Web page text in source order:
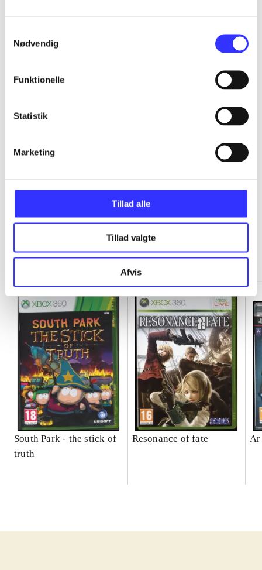
Nødvendig
Funktionelle
Statistik
Marketing
Tillad alle
Tillad valgte
Afvis
Minder om
South Park - the stick of
truth
Resonance of fate Ar